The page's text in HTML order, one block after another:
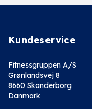
Kundeservice
Fitnessgruppen A/S
Grønlandsvej 8
8660 Skanderborg
Danmark